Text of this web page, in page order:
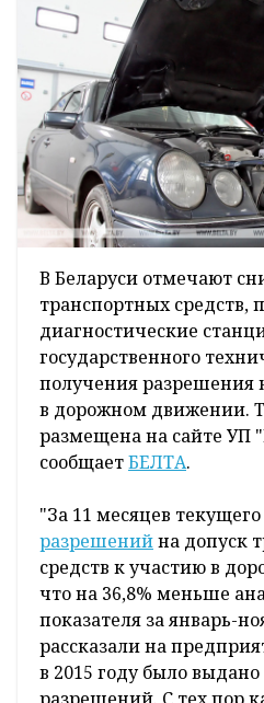
В Беларуси отмечают
транспортных средств,
диагностические
государственного
получения разрешения
в дорожном движении.
размещена на сайте УП
сообщаетБЕЛТА.
"За 11 месяцев
разрешенийна допуск
средств к участию в
что на 36,8% меньше
показателя за январь-
рассказали на
в 2015 году было выдано